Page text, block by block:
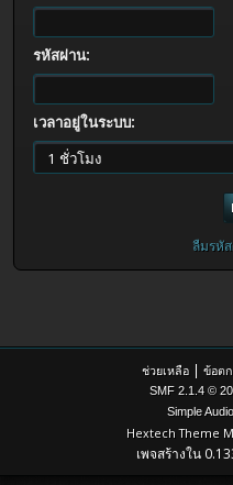
รหัสผ่าน:
เวลาอยู่ในระบบ:
ลืมรหั
ช่วยเหลือ | ข้อต
SMF 2.1.4 ©
Simple
Hextech Theme
เพจสร้างใน